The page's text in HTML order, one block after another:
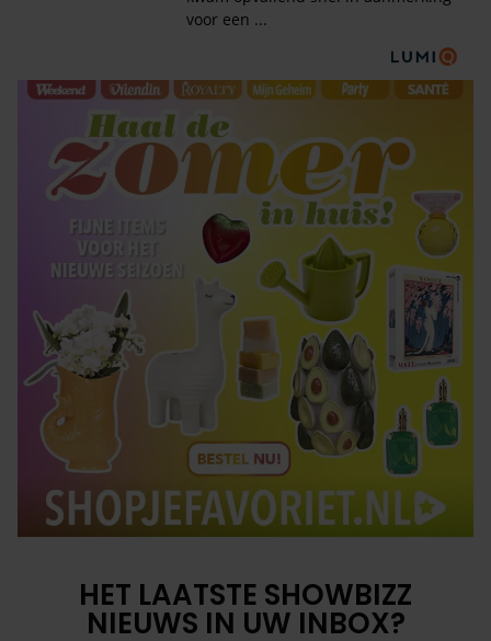
HET LAATSTE SHOWBIZZ
NIEUWS IN UW INBOX?